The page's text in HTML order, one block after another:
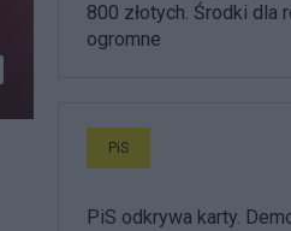
800 złotych. Środki dla
ogromne
PiS
PiS odkrywa karty.